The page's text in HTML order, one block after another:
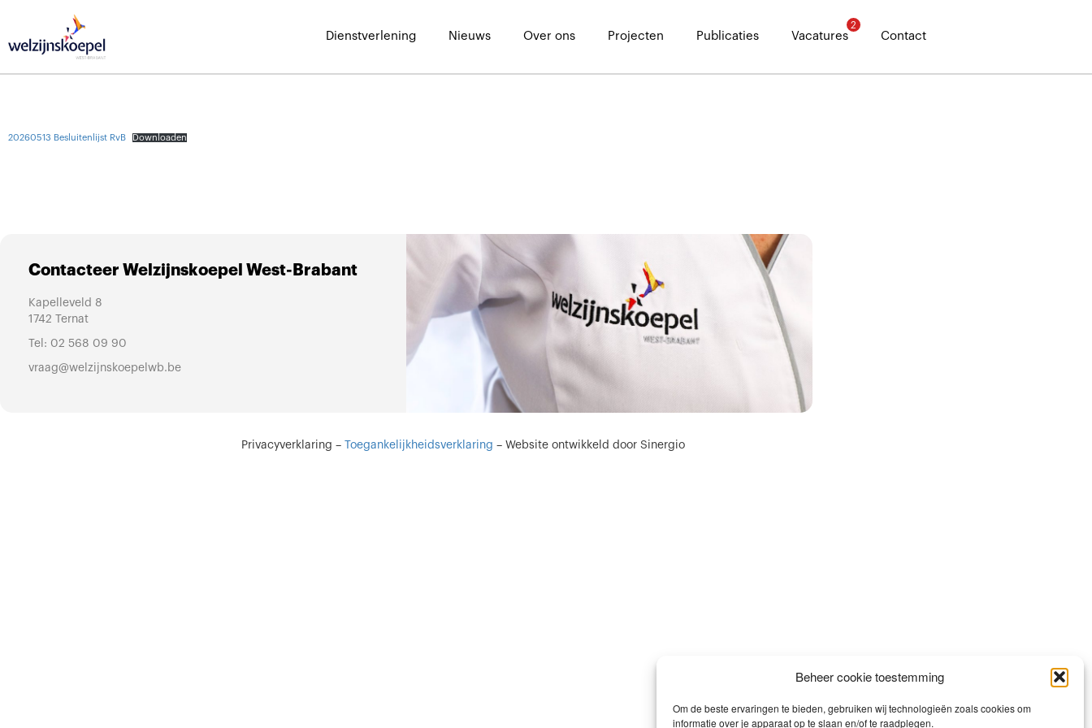
Beheer cookie toestemming
Om de beste ervaringen te bieden, gebruiken wij technologieën zoals cookies om
informatie over je apparaat op te slaan en/of te raadplegen.
Dienstverlening Nieuws Over ons Projecten Publicaties Vacatures
2
Contact
20260513 Besluitenlijst RvB Downloaden
Contacteer Welzijnskoepel West-Brabant
Kapelleveld 8
1742 Ternat
Tel: 02 568 09 90
vraag@welzijnskoepelwb.be
Privacyverklaring – Toegankelijkheidsverklaring – Website ontwikkeld door Sinergio